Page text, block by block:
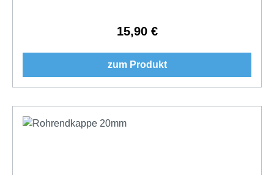
Regulärer Preis:
15,90 €
zum Produkt